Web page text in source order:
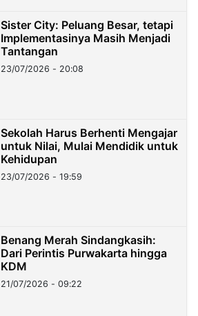
Sister City: Peluang Besar, tetapi
Implementasinya Masih Menjadi
Tantangan
23/07/2026 - 20:08
Sekolah Harus Berhenti Mengajar
untuk Nilai, Mulai Mendidik untuk
Kehidupan
23/07/2026 - 19:59
Benang Merah Sindangkasih:
Dari Perintis Purwakarta hingga
KDM
21/07/2026 - 09:22